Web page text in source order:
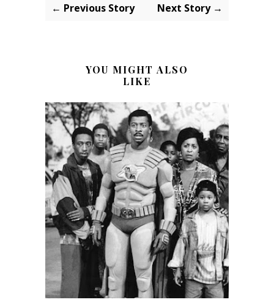
← Previous Story Next Story →
YOU MIGHT ALSO
LIKE